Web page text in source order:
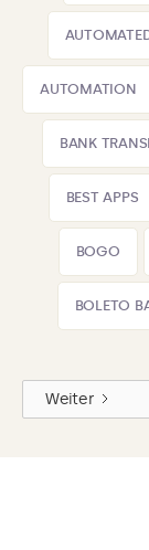
AUTOMATION
BANK
BEST APPS
BOGO
BOLETO
Weiter